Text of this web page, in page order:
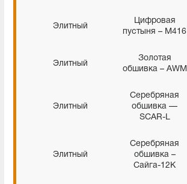
Элитный
Цифровая
пустыня – M416
Элитный
Золотая
обшивка – AWM
Элитный
Серебряная
обшивка —
SCAR-L
Элитный
Серебряная
обшивка –
Сайга-12К